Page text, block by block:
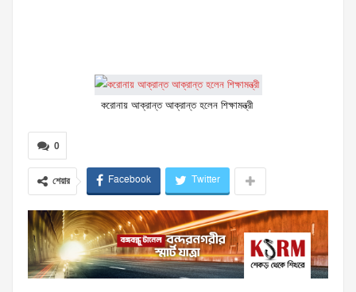
করোনায় আক্রান্ত আক্রান্ত হলেন শিক্ষামন্ত্রী
0
শেয়ার Facebook Twitter